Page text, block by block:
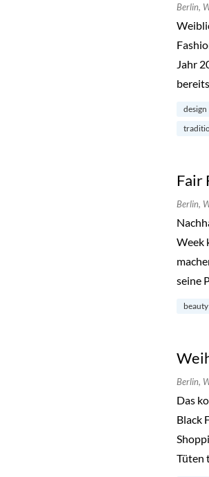
Berlin,
Jahr
design
Fair
Berlin,
Week
seine
beauty
Berlin,
Das
Black
Tüten